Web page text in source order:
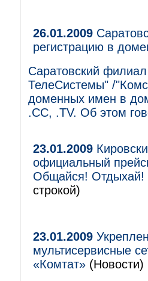
26.01.2009
регистрацию в
Саратовский
ТелеСистемы" /
доменных имен в
.CC, .TV. Об этом
23.01.2009
официальный
Общайся! Отдыхай!
строкой)
23.01.2009
мультисервисные
«Комтат» (Новости)